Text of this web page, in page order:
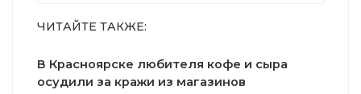
ЧИТАЙТЕ ТАКЖЕ:
В Красноярске любителя кофе и сыра
осудили за кражи из магазинов